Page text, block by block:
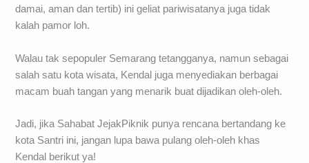
damai, aman dan tertib) ini geliat pariwisatanya juga tidak
kalah pamor loh.
Walau tak sepopuler Semarang tetangganya, namun sebagai
salah satu kota wisata, Kendal juga menyediakan berbagai
macam buah tangan yang menarik buat dijadikan oleh-oleh.
Jadi, jika Sahabat JejakPiknik punya rencana bertandang ke
kota Santri ini, jangan lupa bawa pulang oleh-oleh khas
Kendal berikut ya!